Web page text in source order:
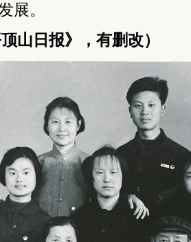
展。
山日报》，有删改）